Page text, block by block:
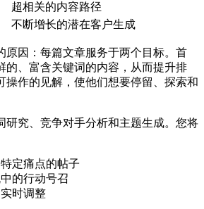
超相关的内容路径
不断增长的潜在客户生成
原因：每篇文章服务于两个目标。首
的、富含关键词的内容，从而提升排
操作的见解，使他们想要停留、探索和
研究、竞争对手分析和主题生成。您将
定痛点的帖子
的行动号召
时调整